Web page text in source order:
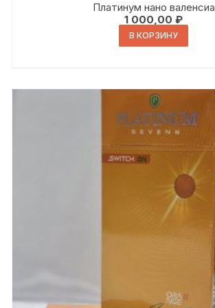
Платинум нано валенсиа
1 000,00₽
В КОРЗИНУ